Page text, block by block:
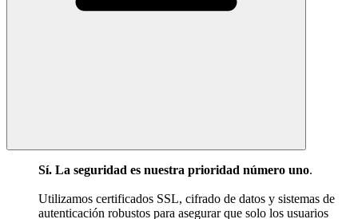
Sí. La seguridad es nuestra prioridad número uno.
Utilizamos certificados SSL, cifrado de datos y sistemas de
autenticación robustos para asegurar que solo los usuarios